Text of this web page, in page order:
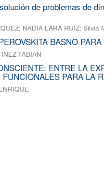
de problemas de
; NADIA LARA RUIZ; Silvia
BASNO
FABIAN
ENTRE LA
PARA LA